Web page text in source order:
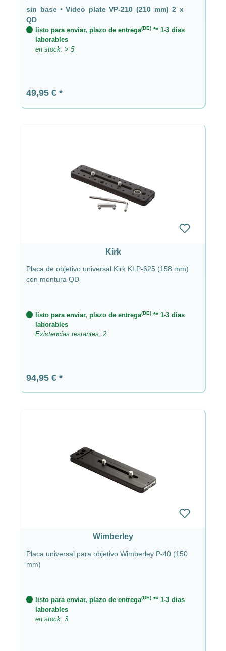
Placa de video VP-210 (210 mm) 2 x QD
sin base • Video plate VP-210 (210 mm) 2 x
QD
listo para enviar, plazo de entrega(DE)** 1-3 dias
laborables
en stock: > 5
Precio normal:
49,95 €
Kirk
Placa de objetivo universal Kirk KLP-625 (158 mm)
con montura QD
listo para enviar, plazo de entrega(DE)** 1-3 dias
laborables
Existencias restantes: 2
Precio normal:
94,95 €
Wimberley
Placa universal para objetivo Wimberley P-40 (150
mm)
listo para enviar, plazo de entrega(DE)** 1-3 dias
laborables
en stock: 3